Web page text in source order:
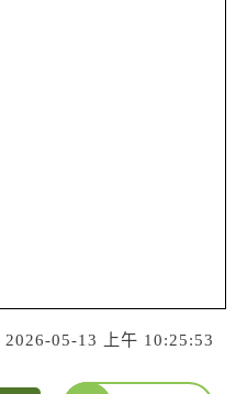
2026-05-13 上午 10:25:53